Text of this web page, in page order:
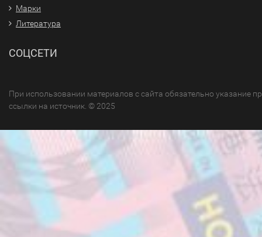
Марки
Литература
СОЦСЕТИ
При использовании материалов с сайта обязательно указание
ссылки на источник. © 2025